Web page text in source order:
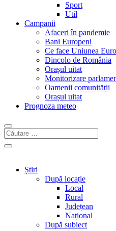
Sport
Util
Campanii
Afaceri în pandemie
Bani Europeni
Ce face Uniunea
Dincolo de România
Orașul uitat
Monitorizare
Oamenii comunității
Orașul uitat
Prognoza meteo
Știri
După locație
Local
Rural
Județean
Național
După subiect